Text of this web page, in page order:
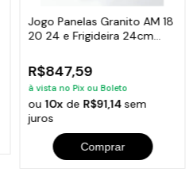
Jogo Panelas Granito AM 18
20 24 e Frigideira 24cm
R$847,59
à vista no Pix ou Boleto
ou10x de R$91,14sem
juros
Comprar